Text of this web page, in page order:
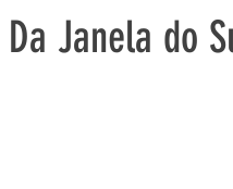
Da Janela do